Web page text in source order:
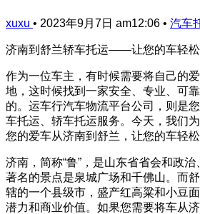
xuxu • 2023年9月7日 am12:06 • 汽车
济南到舒兰轿车托运——让您的车轻
作为一位车主，有时候需要将自己的
地，这时候找到一家安全、专业、可
的。运车行汽车物流平台公司，则是
车托运、轿车托运服务。今天，我们
您的爱车从济南到舒兰，让您的车轻松
济南，简称“鲁”，是山东省省会和政
著名的景点是泉城广场和千佛山。而
辖的一个县级市，盛产红高粱和小豆
潜力和商业价值。如果您需要将车从